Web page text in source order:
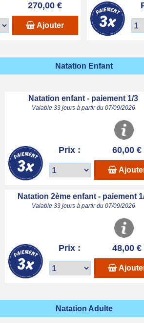
270,00 €
Ajouter
Natation Enfant
Natation enfant - paiement 1/3
Valable 33 jours à partir du 07/09/2026
Prix : 60,00 €
Natation 2ème enfant - paiement
Valable 33 jours à partir du 07/09/2026
Prix : 48,00 €
Natation Adulte